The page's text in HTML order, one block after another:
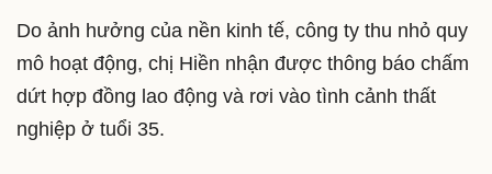
Do ảnh hưởng của nền kinh tế, công ty thu nhỏ quy
mô hoạt động, chị Hiền nhận được thông báo chấm
dứt hợp đồng lao động và rơi vào tình cảnh thất
nghiệp ở tuổi 35.